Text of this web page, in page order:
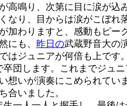
高鳴り、次第に目に涙が
なり、目からは涙がこぼれ
加わりますと、感動もピー
にも、 昨日の武蔵野音大の
はジュニアが何倍も上です。
団します。これまでジュ
想いが演奏にこめられて
合いました。